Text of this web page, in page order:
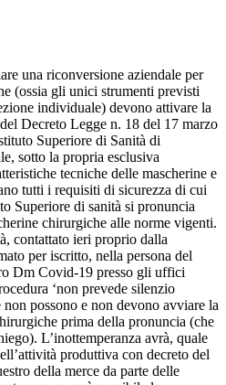
una riconversione aziendale per
(ossia gli unici strumenti previsti
individuale) devono attivare la
Decreto Legge n. 18 del 17 marzo
Superiore di Sanità di
sotto la propria esclusiva
tecniche delle mascherine e
tutti i requisiti di sicurezza di cui
Superiore di sanità si pronuncia
chirurgiche alle norme vigenti.
contattato ieri proprio dalla
per iscritto, nella persona del
Dm Covid-19 presso gli uffici
‘non prevede silenzio
non possono e non devono avviare la
prima della pronuncia (che
L’inottemperanza avrà, quale
produttiva con decreto del
della merce da parte delle